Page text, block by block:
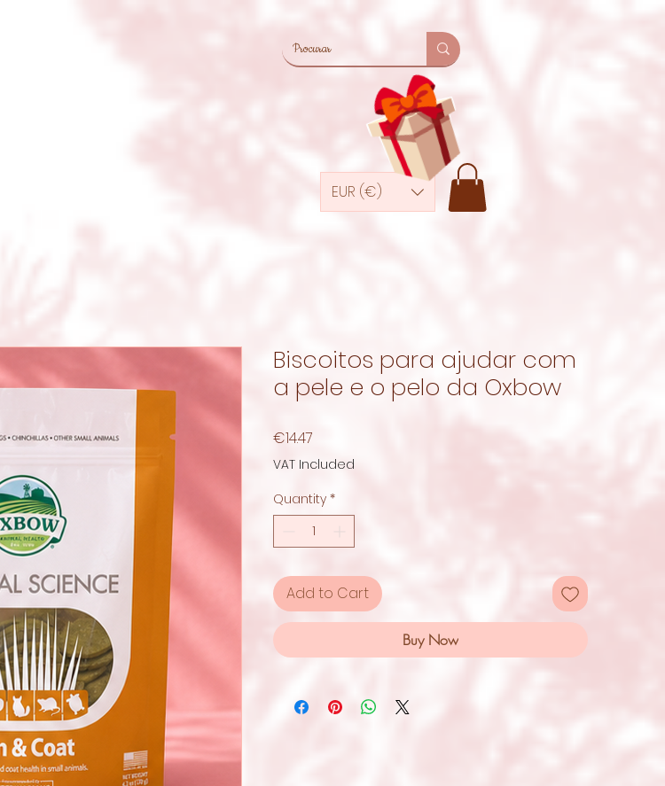
EUR (€)
Biscoitos para ajudar com
a pele e o pelo da Oxbow
€14.47
VAT Included
Quantity *
Add to Cart
Buy Now